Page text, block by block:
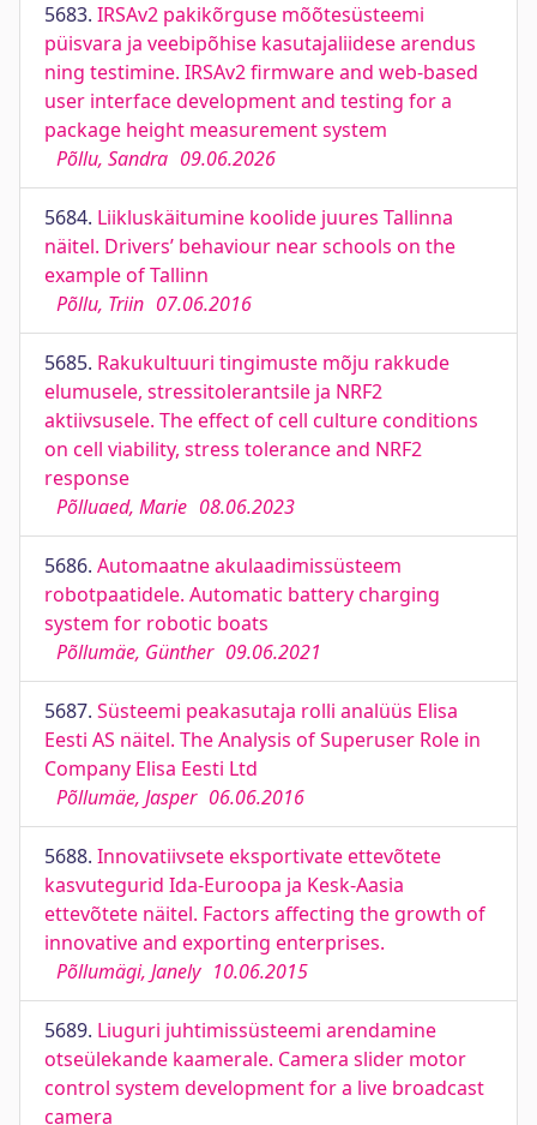
5683. IRSAv2 pakikõrguse mõõtesüsteemi
püisvara ja veebipõhise kasutajaliidese arendus
ning testimine. IRSAv2 firmware and web-based
user interface development and testing for a
package height measurement system
Põllu, Sandra 09.06.2026
5684. Liikluskäitumine koolide juures Tallinna
näitel. Drivers’ behaviour near schools on the
example of Tallinn
Põllu, Triin 07.06.2016
5685. Rakukultuuri tingimuste mõju rakkude
elumusele, stressitolerantsile ja NRF2
aktiivsusele. The effect of cell culture conditions
on cell viability, stress tolerance and NRF2
response
Põlluaed, Marie 08.06.2023
5686. Automaatne akulaadimissüsteem
robotpaatidele. Automatic battery charging
system for robotic boats
Põllumäe, Günther 09.06.2021
5687. Süsteemi peakasutaja rolli analüüs Elisa
Eesti AS näitel. The Analysis of Superuser Role in
Company Elisa Eesti Ltd
Põllumäe, Jasper 06.06.2016
5688. Innovatiivsete eksportivate ettevõtete
kasvutegurid Ida-Euroopa ja Kesk-Aasia
ettevõtete näitel. Factors affecting the growth of
innovative and exporting enterprises.
Põllumägi, Janely 10.06.2015
5689. Liuguri juhtimissüsteemi arendamine
otseülekande kaamerale. Camera slider motor
control system development for a live broadcast
camera